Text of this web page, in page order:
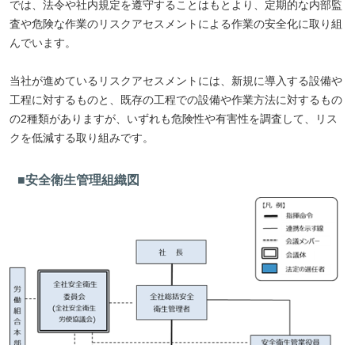
では、法令や社内規定を遵守することはもとより、定期的な内部監
査や危険な作業のリスクアセスメントによる作業の安全化に取り組
んでいます。
当社が進めているリスクアセスメントには、新規に導入する設備や
工程に対するものと、既存の工程での設備や作業方法に対するもの
の2種類がありますが、いずれも危険性や有害性を調査して、リス
クを低減する取り組みです。
■安全衛生管理組織図